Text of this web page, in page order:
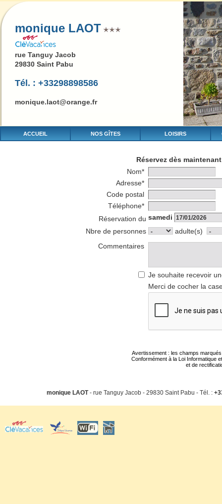
monique LAOT
rue Tanguy Jacob
29830 Saint Pabu
Tél. : +33298898586
monique.laot@orange.fr
ACCUEIL NOS GÎTES LOISIRS
Réservez dès
Nom*
Adresse*
Code postal
Téléphone*
Réservation du samedi
Nbre de personnes
adulte(s)
Commentaires
Je souhaite recevoir
Merci de cocher la
Avertissement : les champs
Conformément à la Loi Informatique
et de
monique LAOT- rue Tanguy Jacob - 29830 Saint Pabu - Tél. :